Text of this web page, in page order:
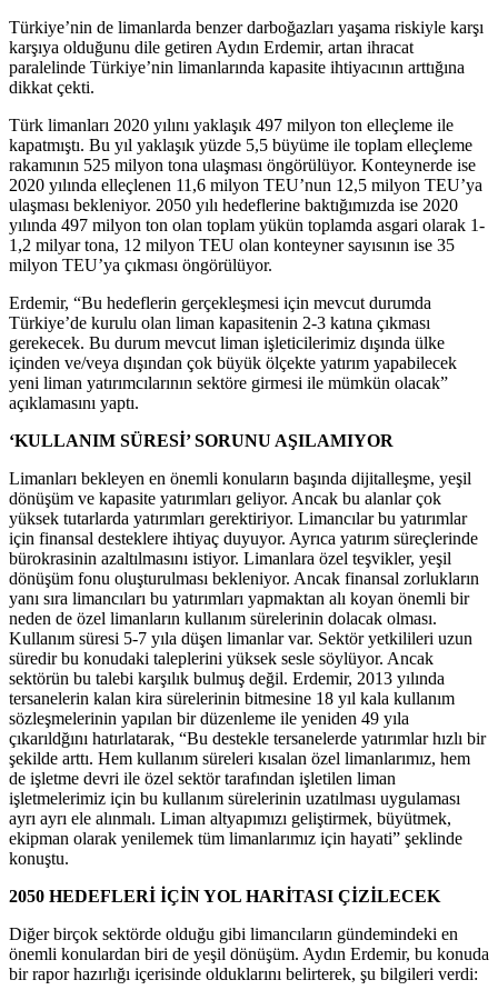
Türkiye’nin de limanlarda benzer darboğazları yaşama riskiyle karşı
karşıya olduğunu dile getiren Aydın Erdemir, artan ihracat
paralelinde Türkiye’nin limanlarında kapasite ihtiyacının arttığına
dikkat çekti.
Türk limanları 2020 yılını yaklaşık 497 milyon ton elleçleme ile
kapatmıştı. Bu yıl yaklaşık yüzde 5,5 büyüme ile toplam elleçleme
rakamının 525 milyon tona ulaşması öngörülüyor. Konteynerde ise
2020 yılında elleçlenen 11,6 milyon TEU’nun 12,5 milyon TEU’ya
ulaşması bekleniyor. 2050 yılı hedeflerine baktığımızda ise 2020
yılında 497 milyon ton olan toplam yükün toplamda asgari olarak 1-
1,2 milyar tona, 12 milyon TEU olan konteyner sayısının ise 35
milyon TEU’ya çıkması öngörülüyor.
Erdemir, “Bu hedeflerin gerçekleşmesi için mevcut durumda
Türkiye’de kurulu olan liman kapasitenin 2-3 katına çıkması
gerekecek. Bu durum mevcut liman işleticilerimiz dışında ülke
içinden ve/veya dışından çok büyük ölçekte yatırım yapabilecek
yeni liman yatırımcılarının sektöre girmesi ile mümkün olacak”
açıklamasını yaptı.
‘KULLANIM SÜRESİ’ SORUNU AŞILAMIYOR
Limanları bekleyen en önemli konuların başında dijitalleşme, yeşil
dönüşüm ve kapasite yatırımları geliyor. Ancak bu alanlar çok
yüksek tutarlarda yatırımları gerektiriyor. Limancılar bu yatırımlar
için finansal desteklere ihtiyaç duyuyor. Ayrıca yatırım süreçlerinde
bürokrasinin azaltılmasını istiyor. Limanlara özel teşvikler, yeşil
dönüşüm fonu oluşturulması bekleniyor. Ancak finansal zorlukların
yanı sıra limancıları bu yatırımları yapmaktan alı koyan önemli bir
neden de özel limanların kullanım sürelerinin dolacak olması.
Kullanım süresi 5-7 yıla düşen limanlar var. Sektör yetkilileri uzun
süredir bu konudaki taleplerini yüksek sesle söylüyor. Ancak
sektörün bu talebi karşılık bulmuş değil. Erdemir, 2013 yılında
tersanelerin kalan kira sürelerinin bitmesine 18 yıl kala kullanım
sözleşmelerinin yapılan bir düzenleme ile yeniden 49 yıla
çıkarıldğını hatırlatarak, “Bu destekle tersanelerde yatırımlar hızlı bir
şekilde arttı. Hem kullanım süreleri kısalan özel limanlarımız, hem
de işletme devri ile özel sektör tarafından işletilen liman
işletmelerimiz için bu kullanım sürelerinin uzatılması uygulaması
ayrı ayrı ele alınmalı. Liman altyapımızı geliştirmek, büyütmek,
ekipman olarak yenilemek tüm limanlarımız için hayati” şeklinde
konuştu.
2050 HEDEFLERİ İÇİN YOL HARİTASI ÇİZİLECEK
Diğer birçok sektörde olduğu gibi limancıların gündemindeki en
önemli konulardan biri de yeşil dönüşüm. Aydın Erdemir, bu konuda
bir rapor hazırlığı içerisinde olduklarını belirterek, şu bilgileri verdi: